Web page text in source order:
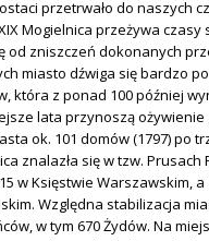
przetrwało do naszych
Mogielnica przeżywa czasy
od zniszczeń dokonanych
miasto dźwiga się bardzo
która z ponad 100 później
lata przynoszą ożywienie
ok. 101 domów (1797) po
znalazła się w tzw. Prusach
w Księstwie Warszawskim, a
Względna stabilizacja
w tym 670 Żydów. Na